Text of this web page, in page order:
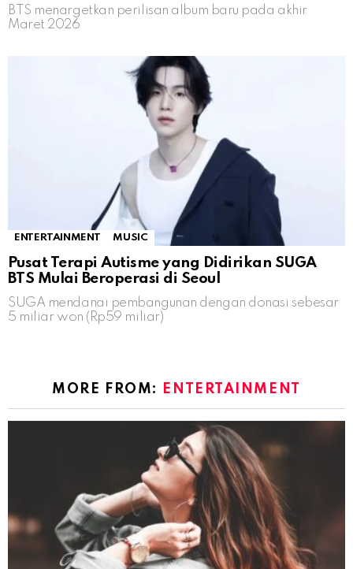
BTS menargetkan perilisan album baru pada akhir
Maret 2026
ENTERTAINMENT MUSIC
Pusat Terapi Autisme yang Didirikan SUGA
BTS Mulai Beroperasi di Seoul
SUGA mendanai pembangunan dengan donasi sebesar
5 miliar won (Rp59 miliar)
MORE FROM: ENTERTAINMENT